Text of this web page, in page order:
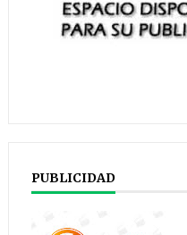
PUBLICIDAD